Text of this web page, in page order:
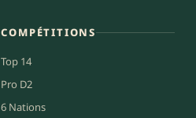
COMPÉTITIONS
Top 14
Pro D2
6 Nations